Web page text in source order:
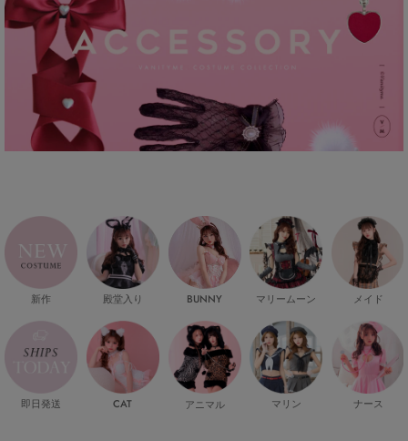
新作
即日発送
殿堂入り
CAT
BUNNY
アニマル
マリームーン
マリン
メイド
ナース